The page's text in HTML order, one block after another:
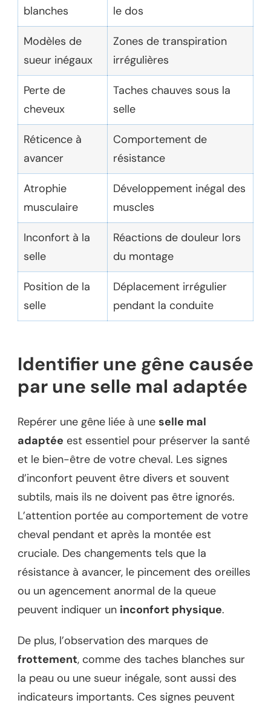
blanches
le dos
Modèles de
sueur inégaux
Zones de transpiration
irrégulières
Perte de
cheveux
Taches chauves sous la
selle
Réticence à
avancer
Comportement de
résistance
Atrophie
musculaire
Développement inégal des
muscles
Inconfort à la
selle
Réactions de douleur lors
du montage
Position de la
selle
Déplacement irrégulier
pendant la conduite
Identifier une gêne causée
par une selle mal adaptée
Repérer une gêne liée à une selle mal
adaptée est essentiel pour préserver la santé
et le bien-être de votre cheval. Les signes
d’inconfort peuvent être divers et souvent
subtils, mais ils ne doivent pas être ignorés.
L’attention portée au comportement de votre
cheval pendant et après la montée est
cruciale. Des changements tels que la
résistance à avancer, le pincement des oreilles
ou un agencement anormal de la queue
peuvent indiquer un inconfort physique.
De plus, l’observation des marques de
frottement, comme des taches blanches sur
la peau ou une sueur inégale, sont aussi des
indicateurs importants. Ces signes peuvent